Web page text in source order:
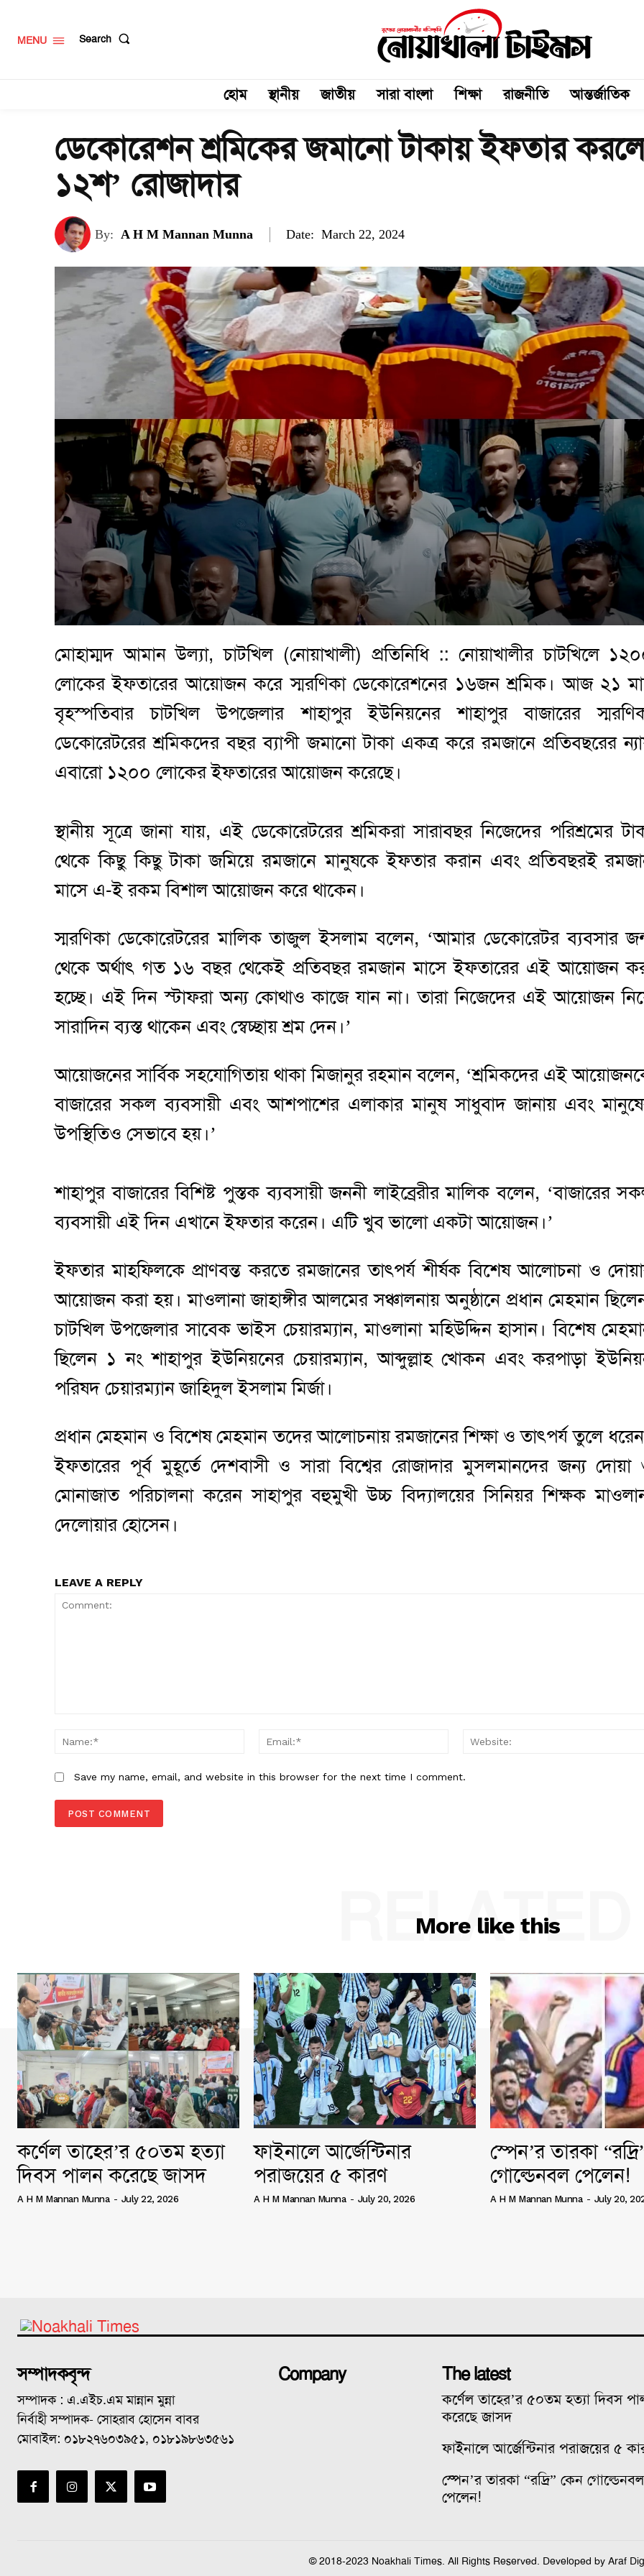
MENU Search
হোম স্থানীয় জাতীয় সারা বাংলা শিক্ষা রাজনীতি আন্তর্জাতিক
ডেকোরেশন শ্রমিকের জমানো টাকায় ইফতার
১২শ’ রোজাদার
By: A H M Mannan Munna Date: March 22, 2024
মোহাম্মদ আমান উল্যা, চাটখিল (নোয়াখালী) প্রতিনিধি :: নোয়াখালীর চাটখিলে
লোকের ইফতারের আয়োজন করে স্মরণিকা ডেকোরেশনের ১৬জন শ্রমিক। আজ ২১
বৃহস্পতিবার চাটখিল উপজেলার শাহাপুর ইউনিয়নের শাহাপুর বাজারের
ডেকোরেটরের শ্রমিকদের বছর ব্যাপী জমানো টাকা একত্র করে রমজানে প্রতিবছরের
এবারো ১২০০ লোকের ইফতারের আয়োজন করেছে।
স্থানীয় সূত্রে জানা যায়, এই ডেকোরেটরের শ্রমিকরা সারাবছর নিজেদের পরিশ্রমের
থেকে কিছু কিছু টাকা জমিয়ে রমজানে মানুষকে ইফতার করান এবং প্রতিবছরই
মাসে এ-ই রকম বিশাল আয়োজন করে থাকেন।
স্মরণিকা ডেকোরেটরের মালিক তাজুল ইসলাম বলেন, ‘আমার ডেকোরেটর ব্যবসার
থেকে অর্থাৎ গত ১৬ বছর থেকেই প্রতিবছর রমজান মাসে ইফতারের এই আয়োজন
হচ্ছে। এই দিন স্টাফরা অন্য কোথাও কাজে যান না। তারা নিজেদের এই আয়োজন
সারাদিন ব্যস্ত থাকেন এবং স্বেচ্ছায় শ্রম দেন।’
আয়োজনের সার্বিক সহযোগিতায় থাকা মিজানুর রহমান বলেন, ‘শ্রমিকদের এই
বাজারের সকল ব্যবসায়ী এবং আশপাশের এলাকার মানুষ সাধুবাদ জানায় এবং
উপস্থিতিও সেভাবে হয়।’
শাহাপুর বাজারের বিশিষ্ট পুস্তক ব্যবসায়ী জননী লাইব্রেরীর মালিক বলেন, ‘বাজারের
ব্যবসায়ী এই দিন এখানে ইফতার করেন। এটি খুব ভালো একটা আয়োজন।’
ইফতার মাহফিলকে প্রাণবন্ত করতে রমজানের তাৎপর্য শীর্ষক বিশেষ আলোচনা ও
আয়োজন করা হয়। মাওলানা জাহাঙ্গীর আলমের সঞ্চালনায় অনুষ্ঠানে প্রধান মেহমান
চাটখিল উপজেলার সাবেক ভাইস চেয়ারম্যান, মাওলানা মহিউদ্দিন হাসান। বিশেষ
ছিলেন ১ নং শাহাপুর ইউনিয়নের চেয়ারম্যান, আব্দুল্লাহ খোকন এবং করপাড়া
পরিষদ চেয়ারম্যান জাহিদুল ইসলাম মির্জা।
প্রধান মেহমান ও বিশেষ মেহমান তদের আলোচনায় রমজানের শিক্ষা ও তাৎপর্য তুলে
ইফতারের পূর্ব মুহূর্তে দেশবাসী ও সারা বিশ্বের রোজাদার মুসলমানদের জন্য দোয়া
মোনাজাত পরিচালনা করেন সাহাপুর বহুমুখী উচ্চ বিদ্যালয়ের সিনিয়র শিক্ষক
দেলোয়ার হোসেন।
LEAVE A REPLY
Name:* Email:*
Save my name, email, and website in this browser for the next time I comment.
More like this
RELATED
কর্ণেল তাহের’র ৫০তম হত্যা
দিবস পালন করেছে জাসদ
A H M Mannan Munna - July 22, 2026
ফাইনালে আর্জেন্টিনার
পরাজয়ের ৫ কারণ
A H M Mannan Munna - July 20, 2026
স্পেন’র তারকা
গোল্ডেনবল পেলেন!
A H M Mannan Munna - July 20,
সম্পাদকবৃন্দ
সম্পাদক : এ.এইচ.এম মান্নান মুন্না
নির্বাহী সম্পাদক- সোহরাব হোসেন বাবর
মোবাইল: ০১৮২৭৬০৩৯৫১, ০১৮১৯৮৬৩৫৬১
Company The latest
কর্ণেল তাহের’র ৫০তম হত্যা দিবস
করেছে জাসদ
ফাইনালে আর্জেন্টিনার পরাজয়ের ৫
স্পেন’র তারকা “রদ্রি” কেন গোল্ডেনবল
পেলেন!
© 2018-2023 Noakhali Times. All Rights Reserved. Developed by Araf